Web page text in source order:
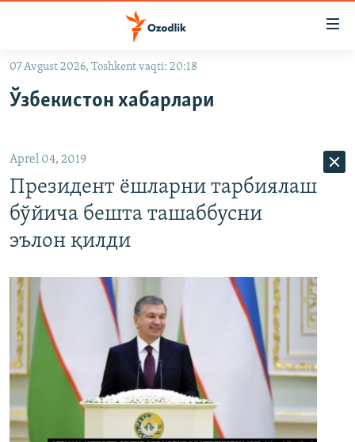
Асосий
Қидиришга
ўтинг
OZODLIK SURISHTIRUVLARI
На русском
ИЖТИМОИЙ ТАРМОҚЛАР
Озодлик бошқа тилларда
07 Avgust 2026, Toshkent vaqti: 20:18
Ўзбекистон хабарлари
Aprel 04, 2019
Президент ёшларни тарбиялаш
бўйича бешта ташаббусни
эълон қилди